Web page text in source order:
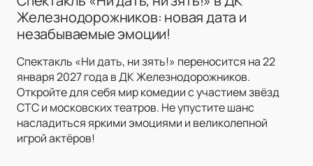
Железнодорожников: новая дата и
незабываемые эмоции!
Спектакль «Ни дать, ни зять!» переносится на 22
января 2027 года в ДК Железнодорожников.
Откройте для себя мир комедии с участием звёзд
СТС и московских театров. Не упустите шанс
насладиться яркими эмоциями и великолепной
игрой актёров!